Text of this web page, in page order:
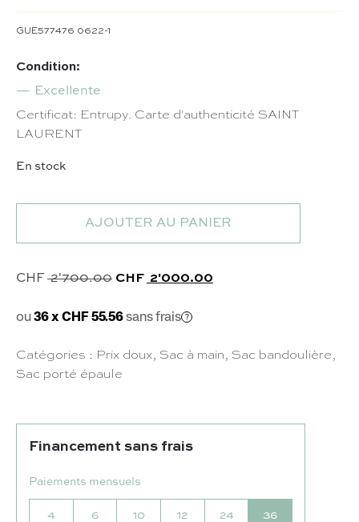
Financement sans frais
Paiements mensuels
4 6 10 12 24 36
GUE577476 0622-1
Catégories : Prix doux, Sac à main, Sac bandoulière,
Sac porté épaule
Condition:
Excellente
Certificat: Entrupy. Carte d'authenticité SAINT
LAURENT
En stock
AJOUTER AU PANIER
CHF 2'700.00 Le prix initial était : CHF 2'700.00.
CHF 2'000.00
ou36 x CHF 55.56sans frais